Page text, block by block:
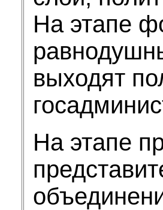
На этапе
выходят
На этапе